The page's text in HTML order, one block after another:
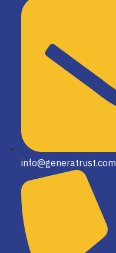
info@generatrust.com